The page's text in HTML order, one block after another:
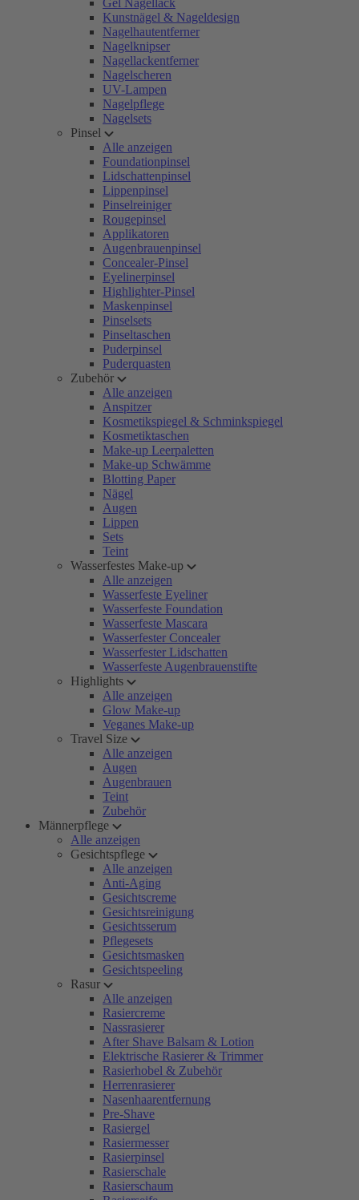
Gel Nagellack
Kunstnägel & Nageldesign
Nagelhautentferner
Nagelknipser
Nagellackentferner
Nagelscheren
UV-Lampen
Nagelpflege
Nagelsets
Pinsel
Alle anzeigen
Foundationpinsel
Lidschattenpinsel
Lippenpinsel
Pinselreiniger
Rougepinsel
Applikatoren
Augenbrauenpinsel
Concealer-Pinsel
Eyelinerpinsel
Highlighter-Pinsel
Maskenpinsel
Pinselsets
Pinseltaschen
Puderpinsel
Puderquasten
Zubehör
Alle anzeigen
Anspitzer
Kosmetikspiegel & Schminkspiegel
Kosmetiktaschen
Make-up Leerpaletten
Make-up Schwämme
Blotting Paper
Nägel
Augen
Lippen
Sets
Teint
Wasserfestes Make-up
Alle anzeigen
Wasserfeste Eyeliner
Wasserfeste Foundation
Wasserfeste Mascara
Wasserfester Concealer
Wasserfester Lidschatten
Wasserfeste Augenbrauenstifte
Highlights
Alle anzeigen
Glow Make-up
Veganes Make-up
Travel Size
Alle anzeigen
Augen
Augenbrauen
Teint
Zubehör
Männerpflege
Alle anzeigen
Gesichtspflege
Alle anzeigen
Anti-Aging
Gesichtscreme
Gesichtsreinigung
Gesichtsserum
Pflegesets
Gesichtsmasken
Gesichtspeeling
Rasur
Alle anzeigen
Rasiercreme
Nassrasierer
After Shave Balsam & Lotion
Elektrische Rasierer & Trimmer
Rasierhobel & Zubehör
Herrenrasierer
Nasenhaarentfernung
Pre-Shave
Rasiergel
Rasiermesser
Rasierpinsel
Rasierschale
Rasierschaum